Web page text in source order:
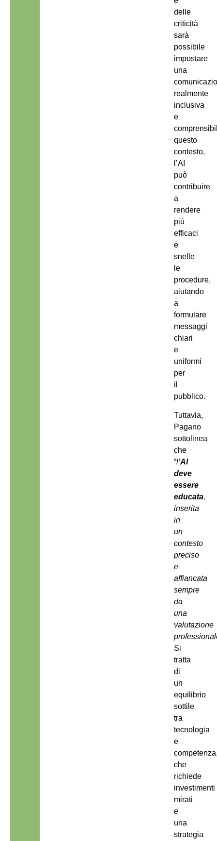
delle
criticità
sarà
possibile
impostare
una
realmente
inclusiva
e
questo
contesto,
l’AI
può
contribuire
a
rendere
più
efficaci
e
snelle
le
procedure,
aiutando
a
formulare
messaggi
chiari
e
uniformi
per
il
pubblico.
Tuttavia,
Pagano
sottolinea
che
“l’AI
deve
essere
educata,
inserita
in
un
contesto
preciso
e
affiancata
sempre
da
una
valutazione
Si
tratta
di
un
equilibrio
sottile
tra
tecnologia
e
che
richiede
investimenti
mirati
e
una
strategia